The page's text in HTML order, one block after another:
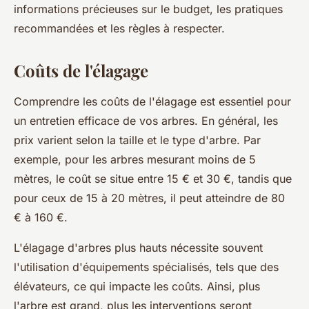
informations précieuses sur le budget, les pratiques
recommandées et les règles à respecter.
Coûts de l'élagage
Comprendre les coûts de l'élagage est essentiel pour
un entretien efficace de vos arbres. En général, les
prix varient selon la taille et le type d'arbre. Par
exemple, pour les arbres mesurant moins de 5
mètres, le coût se situe entre 15 € et 30 €, tandis que
pour ceux de 15 à 20 mètres, il peut atteindre de 80
€ à 160 €.
L'élagage d'arbres plus hauts nécessite souvent
l'utilisation d'équipements spécialisés, tels que des
élévateurs, ce qui impacte les coûts. Ainsi, plus
l'arbre est grand, plus les interventions seront